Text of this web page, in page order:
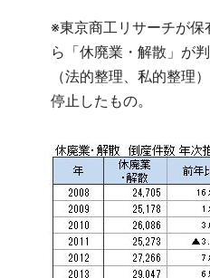
※東京商工リサーチが
ら「休廃業・解散」が
（法的整理、私的整理
停止したもの。